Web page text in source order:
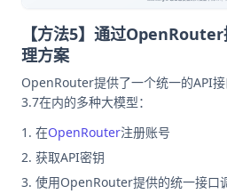
【方法5】通过
理方案
OpenRouter提供了一个统一的API
3.7在内的多种大模型：
在OpenRouter注册账号
获取API密钥
使用OpenRouter提供的统一接口